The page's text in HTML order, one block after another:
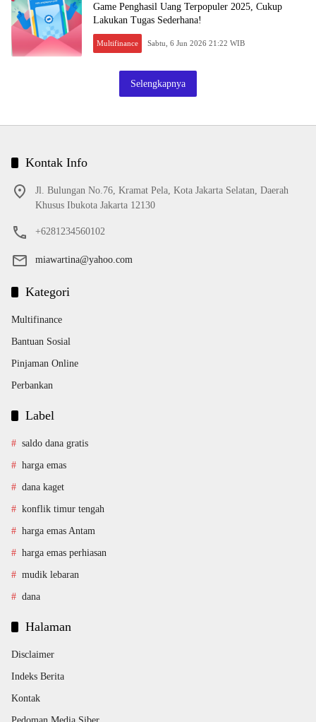
Game Penghasil Uang Terpopuler 2025, Cukup
Lakukan Tugas Sederhana!
Multifinance Sabtu, 6 Jun 2026 21:22 WIB
Selengkapnya
Kontak Info
Jl. Bulungan No.76, Kramat Pela, Kota Jakarta Selatan, Daerah
Khusus Ibukota Jakarta 12130
+6281234560102
miawartina@yahoo.com
Kategori
Multifinance
Bantuan Sosial
Pinjaman Online
Perbankan
Label
saldo dana gratis
harga emas
dana kaget
konflik timur tengah
harga emas Antam
harga emas perhiasan
mudik lebaran
dana
Halaman
Disclaimer
Indeks Berita
Kontak